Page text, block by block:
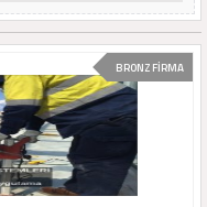
BRONZ FİRMA